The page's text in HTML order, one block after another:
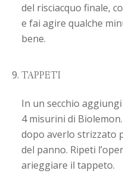
del risciacquo finale,
e fai agire qualche
bene.
TAPPETI
In un secchio
4 misurini di
dopo averlo strizzato
del panno. Ripeti
arieggiare il tappeto.